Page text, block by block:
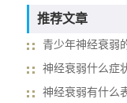
推荐文章
青少年神经衰弱
神经衰弱什么症
神经衰弱有什么